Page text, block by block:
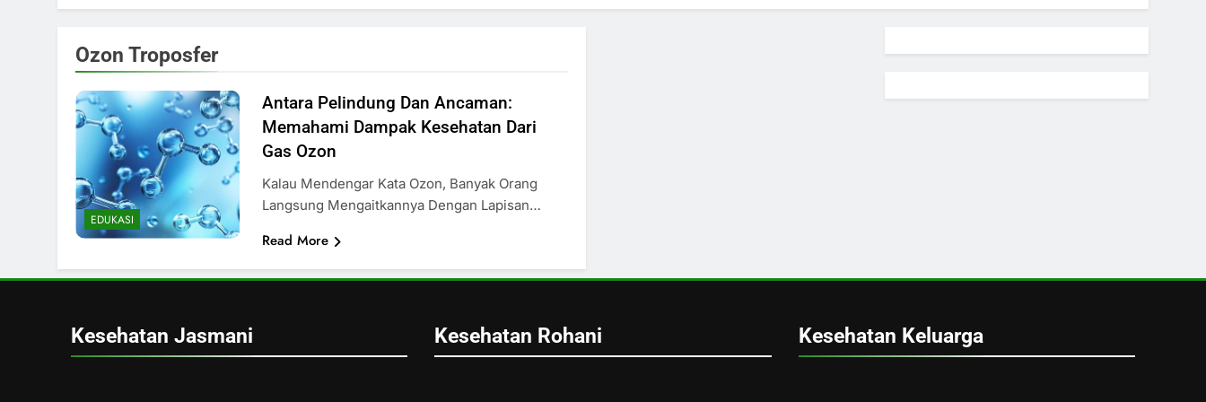
Ozon Troposfer
EDUKASI
Antara Pelindung Dan Ancaman:
Memahami Dampak Kesehatan Dari
Gas Ozon
Kalau Mendengar Kata Ozon, Banyak Orang
Langsung Mengaitkannya Dengan Lapisan…
Read More
Kesehatan Jasmani Kesehatan Rohani Kesehatan Keluarga